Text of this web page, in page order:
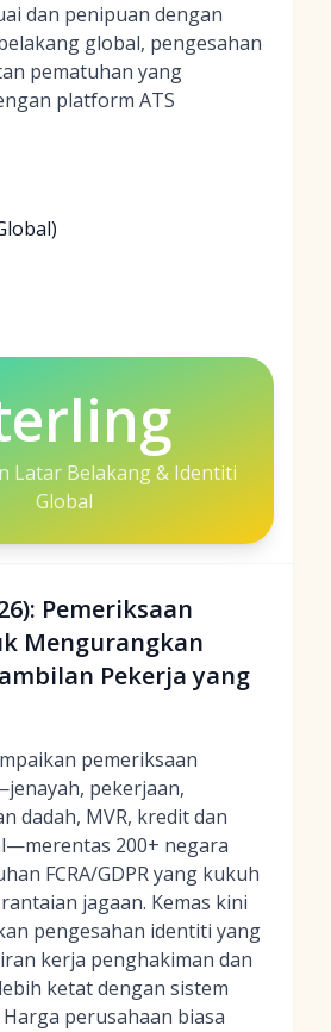
dan penipuan dengan
global, pengesahan
pematuhan yang
platform ATS
Latar Belakang & Identiti
Global
Pemeriksaan
Mengurangkan
Pekerja yang
pemeriksaan
pekerjaan,
dadah, MVR, kredit dan
200+ negara
FCRA/GDPR yang kukuh
jagaan. Kemas kini
pengesahan identiti yang
kerja penghakiman dan
ketat dengan sistem
Harga perusahaan biasa